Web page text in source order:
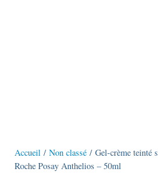
Accueil / Non classé / Gel-crème teinté
Roche Posay Anthelios – 50ml